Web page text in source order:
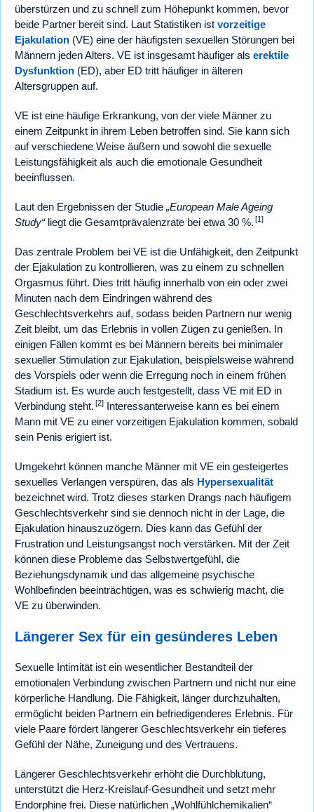
überstürzen und zu schnell zum Höhepunkt kommen, bevor
beide Partner bereit sind. Laut Statistiken ist vorzeitige
Ejakulation (VE) eine der häufigsten sexuellen Störungen bei
Männern jeden Alters. VE ist insgesamt häufiger als erektile
Dysfunktion (ED), aber ED tritt häufiger in älteren
Altersgruppen auf.
VE ist eine häufige Erkrankung, von der viele Männer zu
einem Zeitpunkt in ihrem Leben betroffen sind. Sie kann sich
auf verschiedene Weise äußern und sowohl die sexuelle
Leistungsfähigkeit als auch die emotionale Gesundheit
beeinflussen.
Laut den Ergebnissen der Studie „European Male Ageing
Study“liegt die Gesamtprävalenzrate bei etwa 30 %. [1]
Das zentrale Problem bei VE ist die Unfähigkeit, den Zeitpunkt
der Ejakulation zu kontrollieren, was zu einem zu schnellen
Orgasmus führt. Dies tritt häufig innerhalb von ein oder zwei
Minuten nach dem Eindringen während des
Geschlechtsverkehrs auf, sodass beiden Partnern nur wenig
Zeit bleibt, um das Erlebnis in vollen Zügen zu genießen. In
einigen Fällen kommt es bei Männern bereits bei minimaler
sexueller Stimulation zur Ejakulation, beispielsweise während
des Vorspiels oder wenn die Erregung noch in einem frühen
Stadium ist. Es wurde auch festgestellt, dass VE mit ED in
Verbindung steht. [2] Interessanterweise kann es bei einem
Mann mit VE zu einer vorzeitigen Ejakulation kommen, sobald
sein Penis erigiert ist.
Umgekehrt können manche Männer mit VE ein gesteigertes
sexuelles Verlangen verspüren, das als Hypersexualität
bezeichnet wird. Trotz dieses starken Drangs nach häufigem
Geschlechtsverkehr sind sie dennoch nicht in der Lage, die
Ejakulation hinauszuzögern. Dies kann das Gefühl der
Frustration und Leistungsangst noch verstärken. Mit der Zeit
können diese Probleme das Selbstwertgefühl, die
Beziehungsdynamik und das allgemeine psychische
Wohlbefinden beeinträchtigen, was es schwierig macht, die
VE zu überwinden.
Längerer Sex für ein gesünderes Leben
Sexuelle Intimität ist ein wesentlicher Bestandteil der
emotionalen Verbindung zwischen Partnern und nicht nur eine
körperliche Handlung. Die Fähigkeit, länger durchzuhalten,
ermöglicht beiden Partnern ein befriedigenderes Erlebnis. Für
viele Paare fördert längerer Geschlechtsverkehr ein tieferes
Gefühl der Nähe, Zuneigung und des Vertrauens.
Längerer Geschlechtsverkehr erhöht die Durchblutung,
unterstützt die Herz-Kreislauf-Gesundheit und setzt mehr
Endorphine frei. Diese natürlichen „Wohlfühlchemikalien“